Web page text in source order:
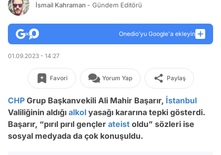
İsmail Kahraman - Gündem Editörü
Onedio’yu Google'a ekleyin
01.09.2023 - 14:27
Favori Yorum Yap Paylaş
CHP Grup Başkanvekili Ali Mahir Başarır, İstanbul
Valiliğinin aldığı alkol yasağı kararına tepki gösterdi.
Başarır, “pırıl pırıl gençler ateist oldu” sözleri ise
sosyal medyada da çok konuşuldu.